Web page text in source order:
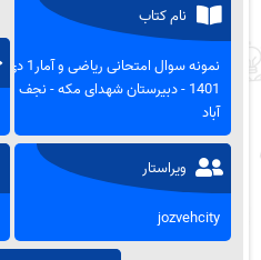
نام کتاب
نمونه سوال امتحانی ریاضی و آمار1 دی
1401 - دبیرستان شهدای مکه - نجف
آباد
ویراستار
jozvehcity